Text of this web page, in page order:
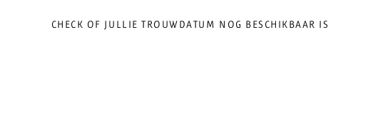
CHECK OF JULLIE TROUWDATUM NOG BESCHIKBAAR IS